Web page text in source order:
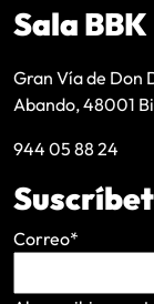
Sala BBK
Gran Vía de Don
Abando, 48001
944 05 88 24
Correo*